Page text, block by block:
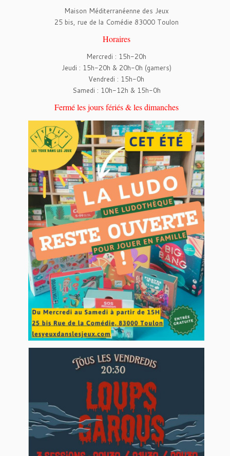
Maison Méditerranéenne des Jeux
25 bis, rue de la Comédie 83000 Toulon
Horaires
Mercredi : 15h-20h
Jeudi : 15h-20h & 20h-0h (gamers)
Vendredi : 15h-0h
Samedi : 10h-12h & 15h-0h
Fermé les jours fériés & les dimanches